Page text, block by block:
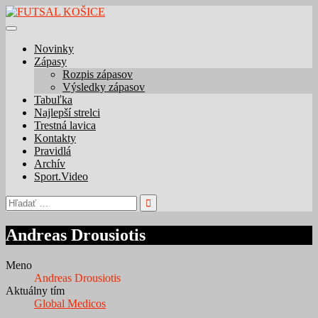
Skip
to
Novinky
Zápasy
Rozpis zápasov
Výsledky zápasov
Tabuľka
Najlepší strelci
Trestná lavica
Kontakty
Pravidlá
Archív
Sport.Video
Hľadať:
Andreas Drousiotis
Meno
Andreas Drousiotis
Aktuálny tím
Global Medicos